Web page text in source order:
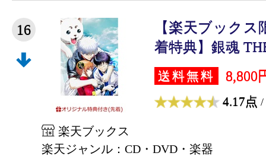
16
【楽天ブックス
着特典】銀魂
送料無料 8,800
4.17点 /
楽天ブックス
楽天ジャンル：CD・DVD・楽器